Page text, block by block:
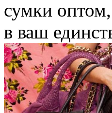
сумки
в ваш